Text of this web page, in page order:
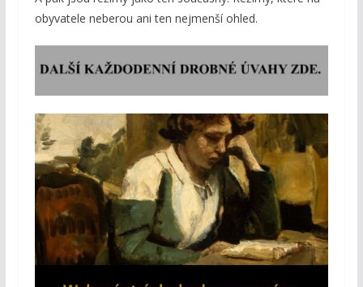
obyvatele neberou ani ten nejmenší ohled.